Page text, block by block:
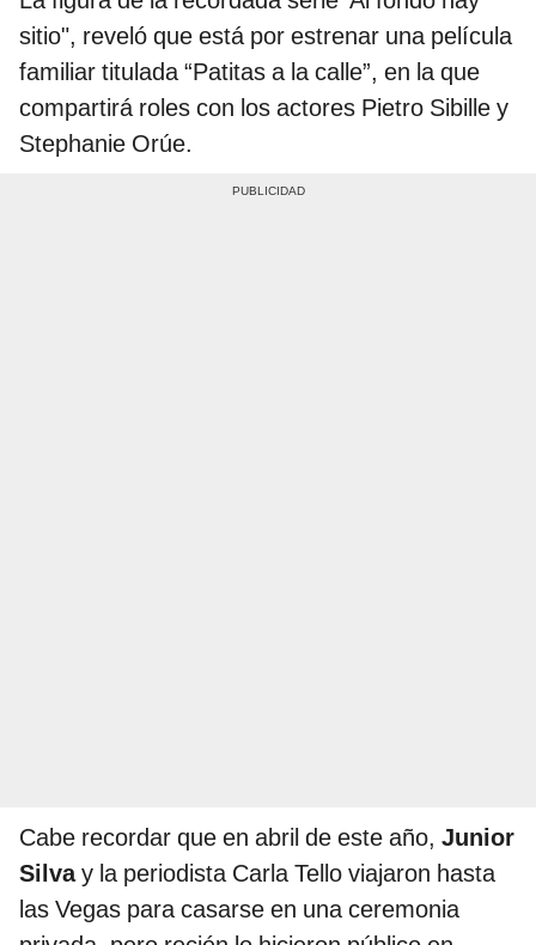
sitio", reveló que está por estrenar una película
familiar titulada “Patitas a la calle”, en la que
compartirá roles con los actores Pietro Sibille y
Stephanie Orúe.
Cabe recordar que en abril de este año, Junior
Silvay la periodista Carla Tello viajaron hasta
las Vegas para casarse en una ceremonia